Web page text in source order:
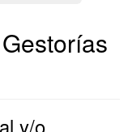
y/o